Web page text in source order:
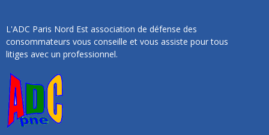
L'ADC Paris Nord Est association de défense des
consommateurs vous conseille et vous assiste pour tous
litiges avec un professionnel.